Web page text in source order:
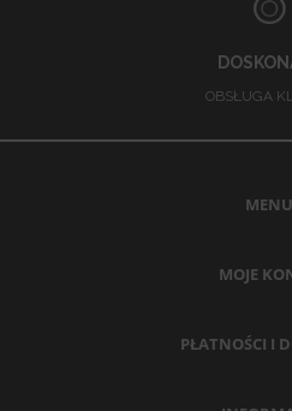
OBSŁUGA
MENU
MOJE
PŁATNOŚCI I